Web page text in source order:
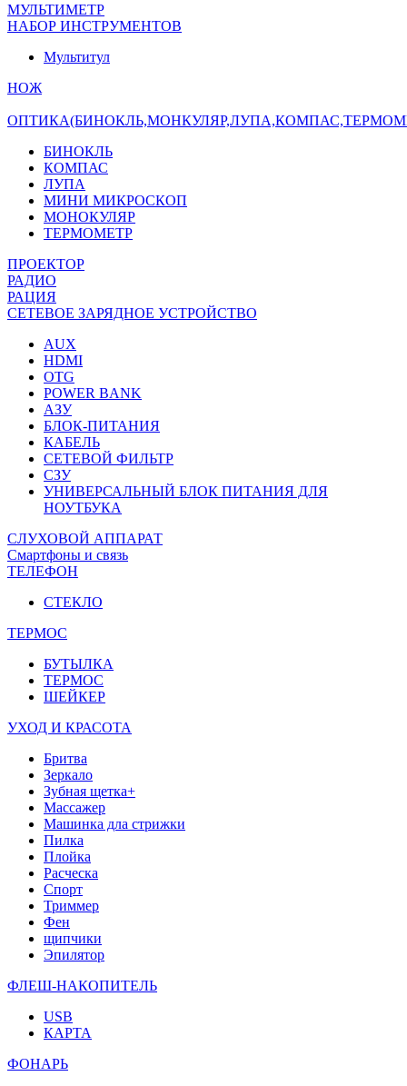
МУЛЬТИМЕТР
НАБОР ИНСТРУМЕНТОВ
Мультитул
НОЖ
БИНОКЛЬ
КОМПАС
ЛУПА
МИНИ МИКРОСКОП
МОНОКУЛЯР
ТЕРМОМЕТР
ПРОЕКТОР
РАДИО
РАЦИЯ
СЕТЕВОЕ ЗАРЯДНОЕ УСТРОЙСТВО
AUX
HDMI
OTG
POWER BANK
АЗУ
БЛОК-ПИТАНИЯ
КАБЕЛЬ
СЕТЕВОЙ ФИЛЬТР
СЗУ
УНИВЕРСАЛЬНЫЙ БЛОК ПИТАНИЯ ДЛЯ
НОУТБУКА
СЛУХОВОЙ АППАРАТ
Смартфоны и связь
ТЕЛЕФОН
СТЕКЛО
ТЕРМОС
БУТЫЛКА
ТЕРМОС
ШЕЙКЕР
УХОД И КРАСОТА
Бритва
Зеркало
Зубная щетка+
Массажер
Машинка дла стрижки
Пилка
Плойка
Расческа
Спорт
Триммер
Фен
щипчики
Эпилятор
ФЛЕШ-НАКОПИТЕЛЬ
USB
КАРТА
ФОНАРЬ